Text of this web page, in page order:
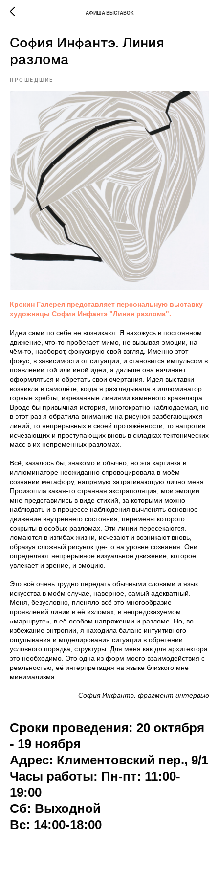
АФИША ВЫСТАВОК
София Инфантэ. Линия
разлома
ПРОШЕДШИЕ
Крокин Галерея представляет персональную выставку
художницы Софии Инфантэ "Линия разлома".
Идеи сами по себе не возникают. Я нахожусь в постоянном
движение, что-то пробегает мимо, не вызывая эмоции, на
чём-то, наоборот, фокусирую свой взгляд. Именно этот
фокус, в зависимости от ситуации, и становится импульсом в
появлении той или иной идеи, а дальше она начинает
оформляться и обретать свои очертания. Идея выставки
возникла в самолёте, когда я разглядывала в иллюминатор
горные хребты, изрезанные линиями каменного кракелюра.
Вроде бы привычная история, многократно наблюдаемая, но
в этот раз я обратила внимание на рисунок разбегающихся
линий, то непрерывных в своей протяжённости, то напротив
исчезающих и проступающих вновь в складках тектонических
масс в их непременных разломах.
Всё, казалось бы, знакомо и обычно, но эта картинка в
иллюминаторе неожиданно спровоцировала в моём
сознании метафору, напрямую затрагивающую лично меня.
Произошла какая-то странная экстраполяция; мои эмоции
мне представились в виде стихий, за которыми можно
наблюдать и в процессе наблюдения вычленять основное
движение внутреннего состояния, перемены которого
сокрыты в особых разломах. Эти линии пересекаются,
ломаются в изгибах жизни, исчезают и возникают вновь,
образуя сложный рисунок где-то на уровне сознания. Они
определяют непрерывное визуальное движение, которое
увлекает и зрение, и эмоцию.
Это всё очень трудно передать обычными словами и язык
искусства в моём случае, наверное, самый адекватный.
Меня, безусловно, пленяло всё это многообразие
проявлений линии в её изломах, в непредсказуемом
«маршруте», в её особом напряжении и разломе. Но, во
избежание энтропии, я находила баланс интуитивного
ощупывания и моделирования ситуации в обретении
условного порядка, структуры. Для меня как для архитектора
это необходимо. Это одна из форм моего взаимодействия с
реальностью, её интерпретация на языке близкого мне
минимализма.
София Инфантэ. фрагмент интервью
Сроки проведения: 20 октября
- 19 ноября
Адрес: Климентовский пер., 9/1
Часы работы: Пн-пт: 11:00-
19:00
Сб: Выходной
Вс: 14:00-18:00